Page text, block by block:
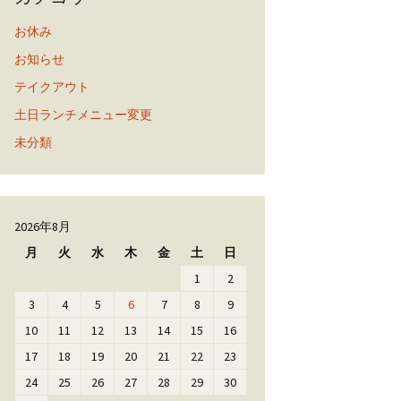
お休み
お知らせ
テイクアウト
土日ランチメニュー変更
未分類
2026年8月
月
火 水 木 金 土 日
1
2
3
4 5 6 7 8
9
10
11 12 13 14 15
16
17
18 19 20 21 22
23
24
25 26 27 28 29
30